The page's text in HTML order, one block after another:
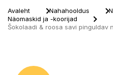
Otse sisu juurde
Avaleht Nahahooldus
Näomaskid ja -koorijad
Šokolaadi & roosa savi pinguldav